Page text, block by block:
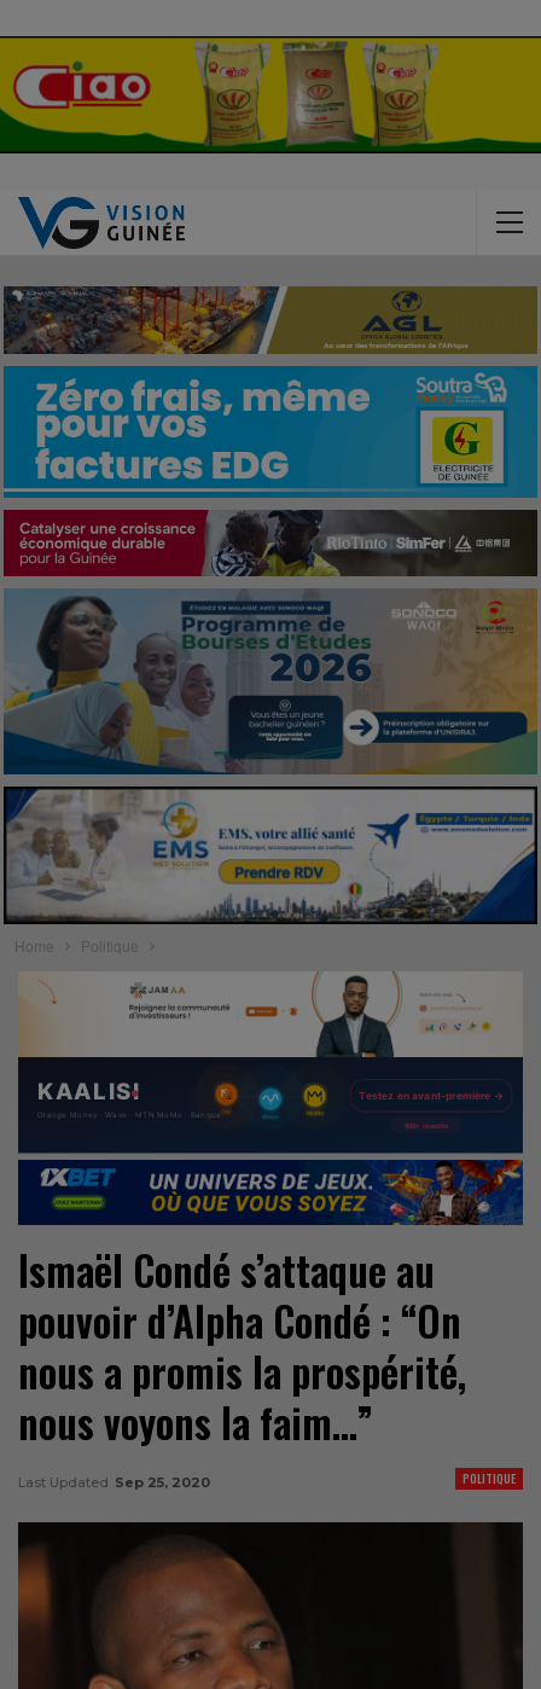
Home Politique
Ismaël Condé s’attaque au
pouvoir d’Alpha Condé : “On
nous a promis la prospérité,
nous voyons la faim…”
POLITIQUE
Last Updated Sep 25, 2020